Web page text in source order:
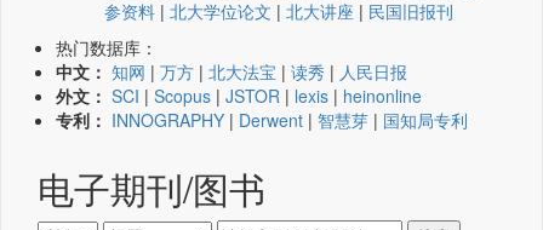
参资料 | 北大学位论文 | 北大讲座 | 民国旧报刊
热门数据库：
中文： 知网 | 万方 | 北大法宝 | 读秀 | 人民日报
外文： SCI | Scopus | JSTOR | lexis | heinonline
专利： INNOGRAPHY | Derwent | 智慧芽 | 国知局专利
电子期刊/图书